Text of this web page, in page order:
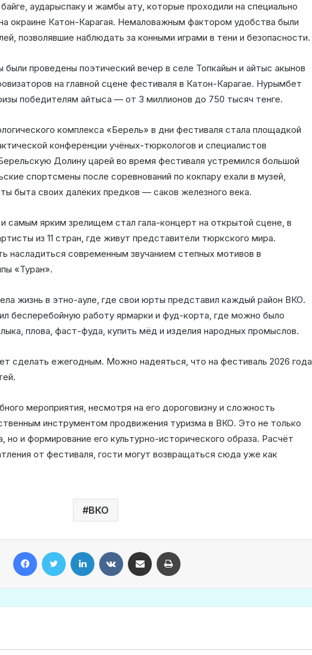
аударыспаку и жамбы ату, которые проходили на специально
окраине Катон-Карагая. Немаловажным фактором удобства были
позволявшие наблюдать за конными играми в тени и безопасности.
проведены поэтический вечер в селе Топкайын и айтыс акынов
на главной сцене фестиваля в Катон-Карагае. Нурымбет
победителям айтыса — от 3 миллионов до 750 тысяч тенге.
комплекса «Берель» в дни фестиваля стала площадкой
конференции учёных-тюркологов и специалистов
Долину царей во время фестиваля устремился большой
спортсмены после соревнований по кокпару ехали в музей,
быта своих далёких предков — саков железного века.
самым ярким зрелищем стал гала-концерт на открытой сцене, в
из 11 стран, где живут представители тюркского мира.
насладиться современным звучанием степных мотивов в
«Туран».
жизнь в этно-ауле, где свои юрты представил каждый район ВКО.
бесперебойную работу ярмарки и фуд-корта, где можно было
плова, фаст-фуда, купить мёд и изделия народных промыслов.
сделать ежегодным. Можно надеяться, что на фестиваль 2026 года
мероприятия, несмотря на его дороговизну и сложность
инструментом продвижения туризма в ВКО. Это не только
но и формирование его культурно-исторического образа. Расчёт
от фестиваля, гости могут возвращаться сюда уже как
ВКО